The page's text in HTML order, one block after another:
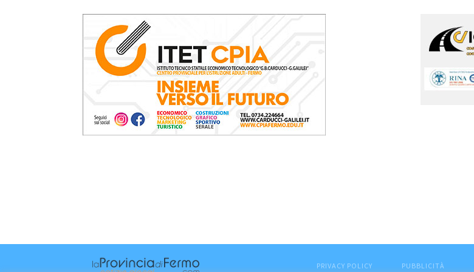
PRIVACY POLICY PUBBLICITÀ